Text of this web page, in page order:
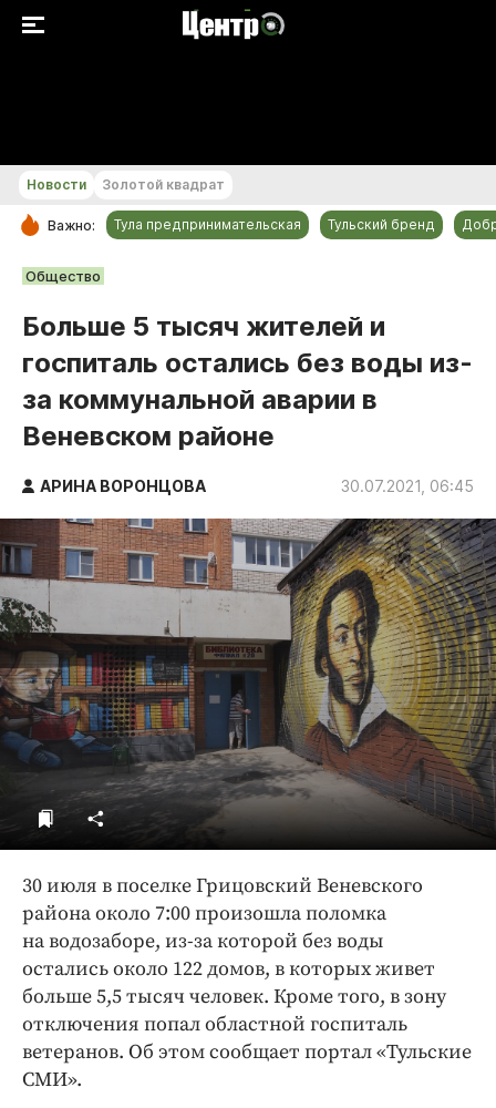
РУБРИКИ
Общество
Происшествия
Спорт
Тульский бренд
Тула предпринимательская
Голодный шпион
Новости Золотой квадрат
Важно: Тула предпринимательская Тульский бренд
Общество
Больше 5 тысяч жителей и
госпиталь остались без воды из-
за коммунальной аварии в
Веневском районе
АРИНА ВОРОНЦОВА 30.07.2021, 06:45
30 июля в поселке Грицовский Веневского
района около 7:00 произошла поломка
на водозаборе, из-за которой без воды
остались около 122 домов, в которых живет
больше 5,5 тысяч человек. Кроме того, в зону
отключения попал областной госпиталь
ветеранов. Об этом сообщает портал «Тульские
СМИ».